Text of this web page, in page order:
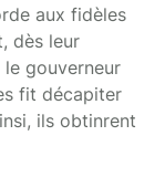
aux fidèles
dès leur
gouverneur
fit décapiter
ils obtinrent